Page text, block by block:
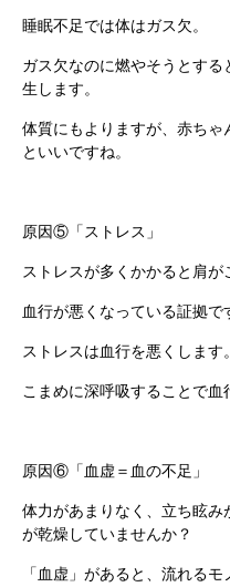
漢方みず堂とは
お知らせ
採用情報
睡眠不足では体はガス欠。
ガス欠なのに燃やそうとす
生します。
体質にもよりますが、赤ちゃ
といいですね。
原因⑤「ストレス」
ストレスが多くかかると肩が
血行が悪くなっている証拠で
ストレスは血行を悪くします。
こまめに深呼吸することで血
原因⑥「血虚＝血の不足」
体力があまりなく、立ち眩
が乾燥していませんか？
「血虚」があると、流れる